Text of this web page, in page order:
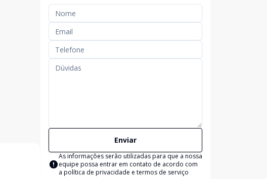
Enviar
As informações serão utilizadas para que a nossa
equipe possa entrar em contato de acordo com
a política de privacidade e termos de serviço